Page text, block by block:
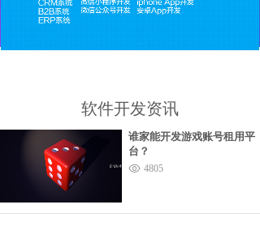
软件开发资讯
谁家能开发游戏账号租用平
台？
4805